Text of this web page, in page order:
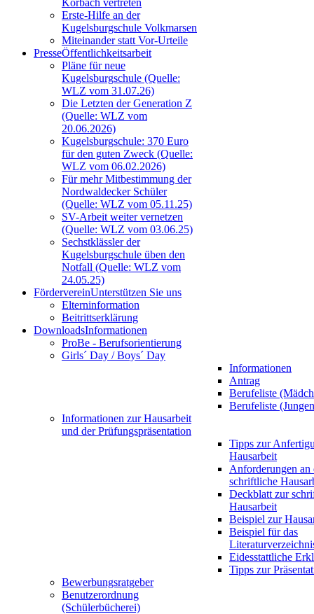
Korbach vertreten
Erste-Hilfe an der
Kugelsburgschule Volkmarsen
Miteinander statt Vor-Urteile
PresseÖffentlichkeitsarbeit
Pläne für neue
Kugelsburgschule (Quelle:
WLZ vom 31.07.26)
Die Letzten der Generation Z
(Quelle: WLZ vom
20.06.2026)
Kugelsburgschule: 370 Euro
für den guten Zweck (Quelle:
WLZ vom 06.02.2026)
Für mehr Mitbestimmung der
Nordwaldecker Schüler
(Quelle: WLZ vom 05.11.25)
SV-Arbeit weiter vernetzen
(Quelle: WLZ vom 03.06.25)
Sechstklässler der
Kugelsburgschule üben den
Notfall (Quelle: WLZ vom
24.05.25)
FördervereinUnterstützen Sie uns
Elterninformation
Beitrittserklärung
DownloadsInformationen
ProBe - Berufsorientierung
Girls´ Day / Boys´ Day
Informationen
Antrag
Berufeliste
Berufeliste
Informationen zur Hausarbeit
und der Prüfungspräsentation
Tipps zur
Hausarbeit
Anforderungen an
schriftliche
Deckblatt zur
Hausarbeit
Beispiel zur
Beispiel für das
Eidesstattliche
Tipps zur
Bewerbungsratgeber
Benutzerordnung
(Schülerbücherei)